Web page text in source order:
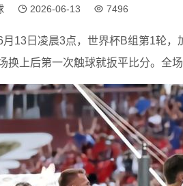
2026-06-13 7496
月13日凌晨3点，世界杯B组第1轮
换上后第一次触球就扳平比分。全